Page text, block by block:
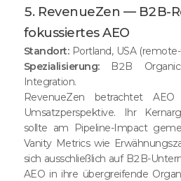
5. RevenueZen — B2B-
fokussiertes AEO
Standort:Portland, USA (remote-
Spezialisierung:B2B
Integration.
RevenueZen betrachtet
Umsatzperspektive. Ihr
sollte am Pipeline-Impact
Vanity Metrics wie
sich ausschließlich auf B2B-
AEO in ihre übergreifende